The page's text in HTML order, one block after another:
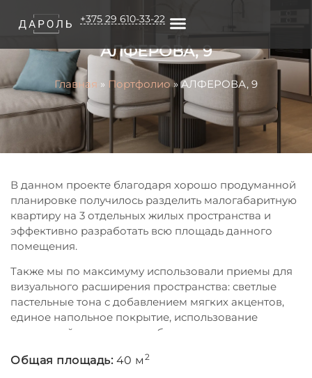
+375 29 610-33-22
АЛФЕРОВА, 9
Главная » Портфолио»АЛФЕРОВА, 9
В данном проекте благодаря хорошо продуманной
планировке получилось разделить малогабаритную
квартиру на 3 отдельных жилых пространства и
эффективно разработать всю площадь данного
помещения.
Также мы по максимуму использовали приемы для
визуального расширения пространства: светлые
пастельные тона с добавлением мягких акцентов,
единое напольное покрытие, использование
вертикалей в отделке и мебели.
Общая площадь: 40 м 2